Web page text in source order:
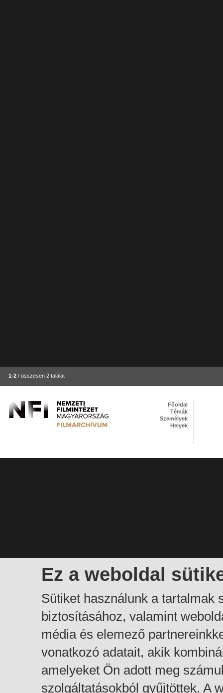
1-2 / összesen 2 találat
Ez a weboldal
Sütiket használunk a tartalmak
biztosításához, valamint
média és elemező
vonatkozó adatait, akik
amelyeket Ön adott meg
szolgáltatásokból gyűjtöttek. A
Főoldal
Témák
Személyek
Helyek